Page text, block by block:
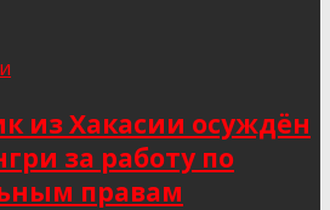
из Хакасии осуждён
за работу по
правам